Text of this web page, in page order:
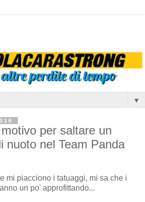
▼
per saltare un
nuoto nel Team Panda
mi piacciono i tatuaggi, mi sa che i
un po' approfittando...